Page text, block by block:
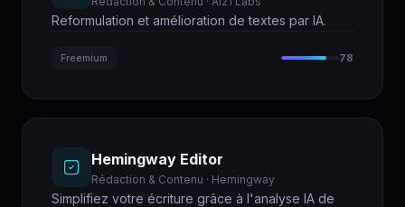
Reformulation et amélioration de textes par IA.
Freemium 78
Hemingway Editor
Rédaction & Contenu · Hemingway
Simplifiez votre écriture grâce à l'analyse IA de